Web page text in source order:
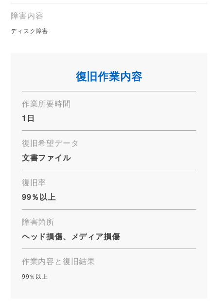
障害内容
ディスク障害
復旧作業内容
作業所要時間
1日
復旧希望データ
文書ファイル
復旧率
99％以上
障害箇所
ヘッド損傷、メディア損傷
作業内容と復旧結果
99％以上